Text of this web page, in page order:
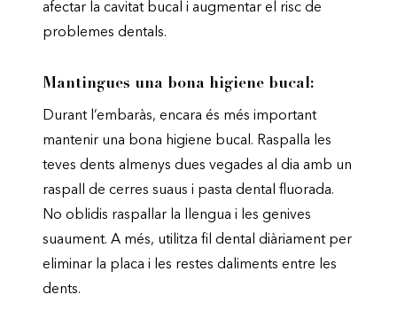
afectar la cavitat bucal i augmentar el risc de
problemes dentals.
Mantingues una bona higiene bucal:
Durant l’embaràs, encara és més important
mantenir una bona higiene bucal. Raspalla les
teves dents almenys dues vegades al dia amb un
raspall de cerres suaus i pasta dental fluorada.
No oblidis raspallar la llengua i les genives
suaument. A més, utilitza fil dental diàriament per
eliminar la placa i les restes daliments entre les
dents.